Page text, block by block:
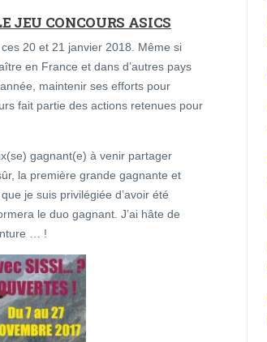
JEU CONCOURS ASICS
20 et 21 janvier 2018. Même si
en France et dans d’autres pays
maintenir ses efforts pour
fait partie des actions retenues pour
gagnant(e) à venir partager
la première grande gagnante et
je suis privilégiée d’avoir été
le duo gagnant. J’ai hâte de
… !